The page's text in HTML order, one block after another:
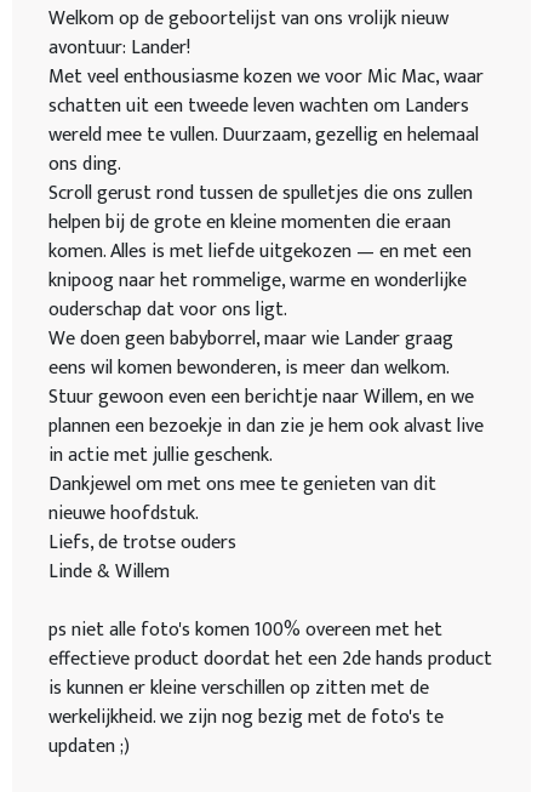
Welkom op de geboortelijst van ons vrolijk nieuw
avontuur: Lander!
Met veel enthousiasme kozen we voor Mic Mac, waar
schatten uit een tweede leven wachten om Landers
wereld mee te vullen. Duurzaam, gezellig en helemaal
ons ding.
Scroll gerust rond tussen de spulletjes die ons zullen
helpen bij de grote en kleine momenten die eraan
komen. Alles is met liefde uitgekozen — en met een
knipoog naar het rommelige, warme en wonderlijke
ouderschap dat voor ons ligt.
We doen geen babyborrel, maar wie Lander graag
eens wil komen bewonderen, is meer dan welkom.
Stuur gewoon even een berichtje naar Willem, en we
plannen een bezoekje in dan zie je hem ook alvast live
in actie met jullie geschenk.
Dankjewel om met ons mee te genieten van dit
nieuwe hoofdstuk.
Liefs, de trotse ouders
Linde & Willem
ps niet alle foto's komen 100% overeen met het
effectieve product doordat het een 2de hands product
is kunnen er kleine verschillen op zitten met de
werkelijkheid. we zijn nog bezig met de foto's te
updaten ;)